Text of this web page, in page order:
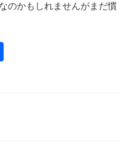
のかもしれませんがまだ慣